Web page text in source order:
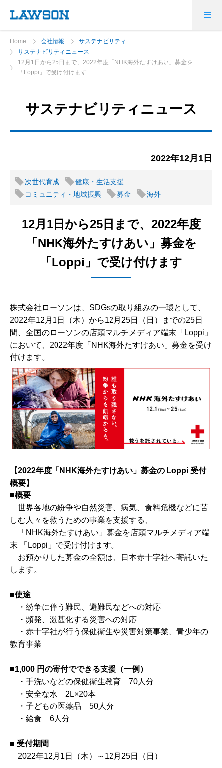
Home 会社情報
サステナビリティ
サステナビリティニュース
12月1日から25日まで、2022年度「NHK海外たすけあい」募金を
「Loppi」で受け付けます
サステナビリティニュース
2022年12月1日
次世代育成
健康・生活支援
コミュニティ・地域振興
募金 海外
12月1日から25日まで、2022年度
「NHK海外たすけあい」募金を
「Loppi」で受け付けます
株式会社ローソンは、SDGsの取り組みの一環として、
2022年12月1日（木）から12月25日（日）までの25日
間、全国のローソンの店頭マルチメディア端末「Loppi」
において、2022年度「NHK海外たすけあい」募金を受け
付けます。
【2022年度「NHK海外たすけあい」募金の Loppi 受付
概要】
■概要
世界各地の紛争や自然災害、病気、食料危機などに苦
しむ人々を救うための事業を支援する、
「NHK海外たすけあい」募金を店頭マルチメディア端
末 「Loppi」で受け付けます。
お預かりした募金の全額は、日本赤十字社へ寄託いた
します。
■使途
・紛争に伴う難民、避難民などへの対応
・頻発、激甚化する災害への対応
・赤十字社が行う保健衛生や災害対策事業、青少年の
教育事業
■1,000 円の寄付でできる支援（一例）
・手洗いなどの保健衛生教育 70人分
・安全な水 2L×20本
・子どもの医薬品 50人分
・給食 6人分
■ 受付期間
2022年12月1日（木）～12月25日（日）